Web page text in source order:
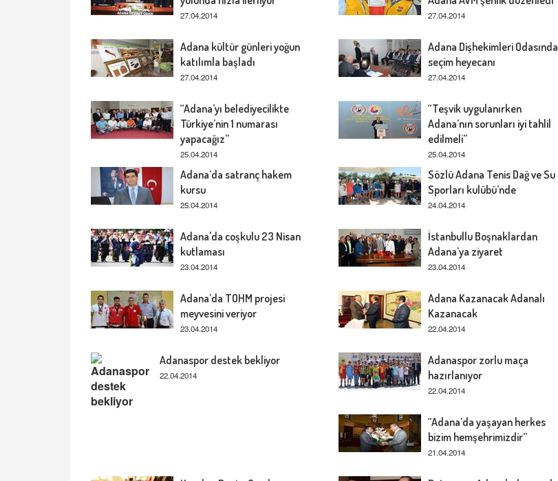
27.04.2014 27.04.2014
Adana kültür günleri yoğun
katılımla başladı
27.04.2014
Adana Dişhekimleri Odasında
seçim heyecanı
27.04.2014
“Adana’yı belediyecilikte
Türkiye’nin 1 numarası
yapacağız”
25.04.2014
“Teşvik uygulanırken
Adana’nın sorunları iyi tahlil
edilmeli”
25.04.2014
Adana’da satranç hakem
kursu
25.04.2014
Sözlü Adana Tenis Dağ ve Su
Sporları kulübü’nde
24.04.2014
Adana'da coşkulu 23 Nisan
kutlaması
23.04.2014
İstanbullu Boşnaklardan
Adana’ya ziyaret
23.04.2014
Adana’da TOHM projesi
meyvesini veriyor
23.04.2014
Adana Kazanacak Adanalı
Kazanacak
22.04.2014
Adanaspor destek bekliyor
22.04.2014
Adanaspor zorlu maça
hazırlanıyor
22.04.2014
“Adana’da yaşayan herkes
bizim hemşehrimizdir”
21.04.2014